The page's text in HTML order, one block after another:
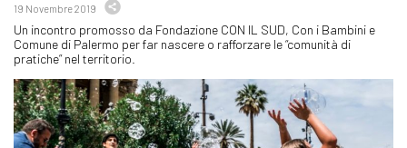
19 Novembre 2019
Un incontro promosso da Fondazione CON IL SUD, Con i Bambini e
Comune di Palermo per far nascere o rafforzare le “comunità di
pratiche” nel territorio.